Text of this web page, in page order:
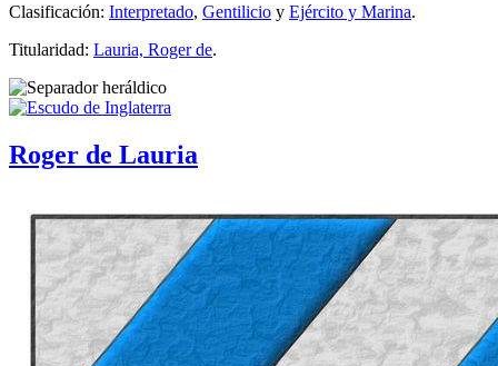
Clasificación: Interpretado, Gentilicio y Ejército y Marina.
Titularidad: Lauria, Roger de.
Roger de Lauria